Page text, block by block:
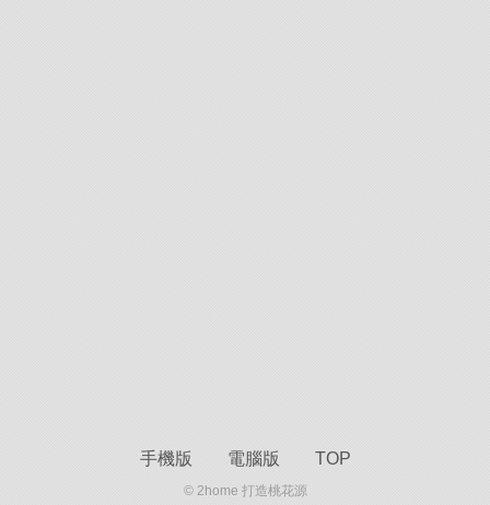
手機版 電腦版 TOP
© 2home 打造桃花源